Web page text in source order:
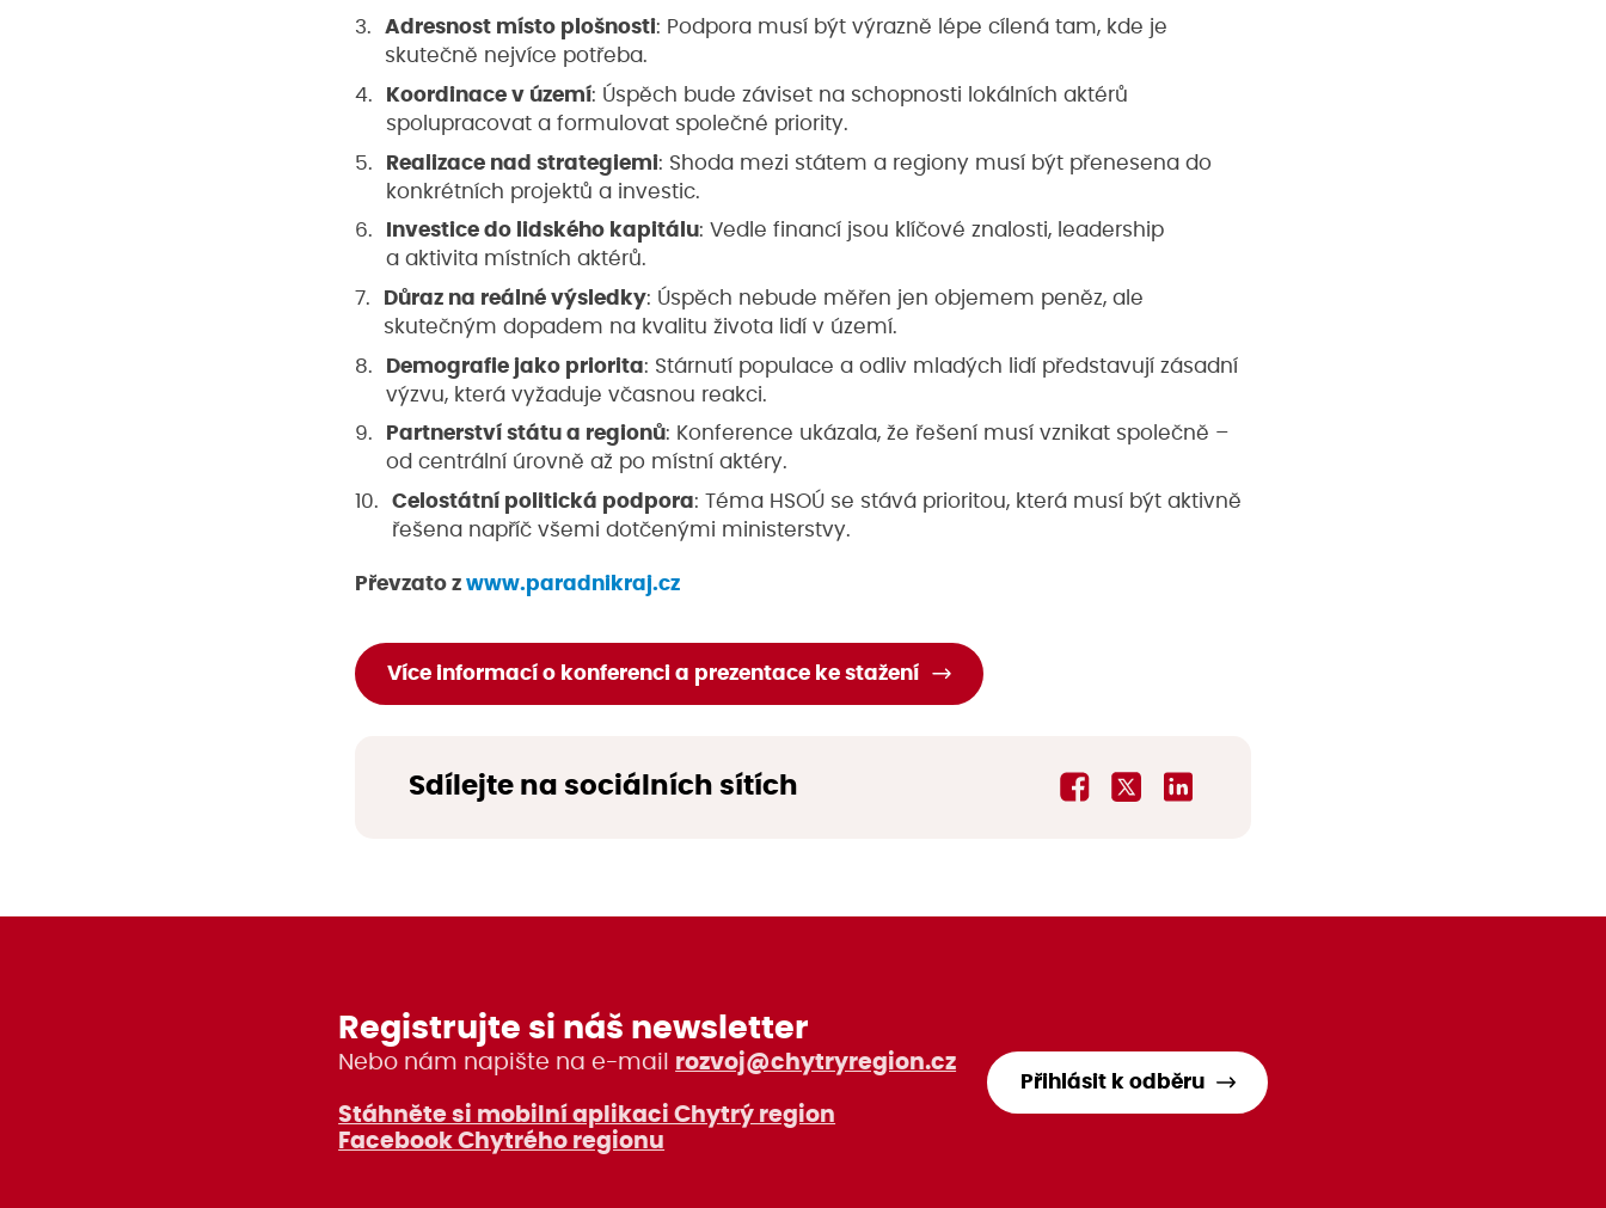
Adresnost místo plošnosti: Podpora musí být výrazně lépe cílená tam, kde je
skutečně nejvíce potřeba.
Koordinace v území: Úspěch bude záviset na schopnosti lokálních aktérů
spolupracovat a formulovat společné priority.
Realizace nad strategiemi: Shoda mezi státem a regiony musí být přenesena do
konkrétních projektů a investic.
Investice do lidského kapitálu: Vedle financí jsou klíčové znalosti, leadership
a aktivita místních aktérů.
Důraz na reálné výsledky: Úspěch nebude měřen jen objemem peněz, ale
skutečným dopadem na kvalitu života lidí v území.
Demografie jako priorita: Stárnutí populace a odliv mladých lidí představují zásadní
výzvu, která vyžaduje včasnou reakci.
Partnerství státu a regionů: Konference ukázala, že řešení musí vznikat společně –
od centrální úrovně až po místní aktéry.
Celostátní politická podpora: Téma HSOÚ se stává prioritou, která musí být aktivně
řešena napříč všemi dotčenými ministerstvy.
Převzato z www.paradnikraj.cz
Více informací o konferenci a prezentace ke stažení
Sdílejte na sociálních sítích
Registrujte si náš newsletter
Nebo nám napište na e-mail rozvoj@chytryregion.cz
Stáhněte si mobilní aplikaci Chytrý region
Facebook Chytrého regionu
Přihlásit k odběru